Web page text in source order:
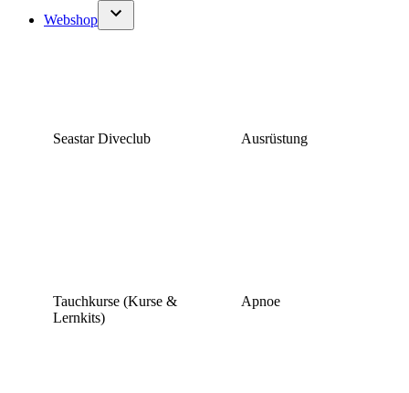
Webshop
Seastar Diveclub Ausrüstung
Tauchkurse (Kurse &
Lernkits)
Apnoe